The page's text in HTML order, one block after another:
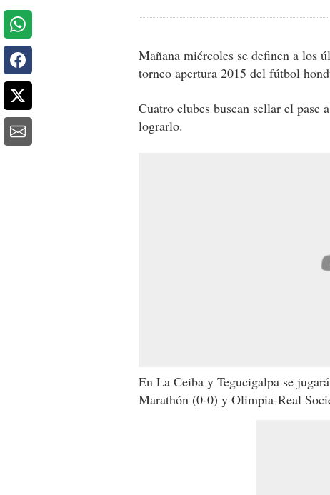
Mañana miércoles se definen a los
torneo apertura 2015 del fútbol
Cuatro clubes buscan sellar el pase
lograrlo.
En La Ceiba y Tegucigalpa se
Marathón (0-0) y Olimpia-Real